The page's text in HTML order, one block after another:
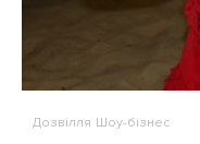
Дозвілля Шоу-бізнес